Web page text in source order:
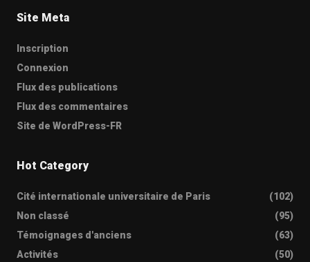
Site Meta
Inscription
Connexion
Flux des publications
Flux des commentaires
Site de WordPress-FR
Hot Category
Cité internationale universitaire de Paris
(102)
Non classé
(95)
Témoignages d'anciens
(63)
Activités
(50)